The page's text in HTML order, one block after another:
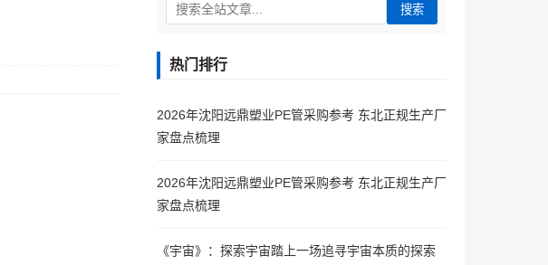
搜索
热门排行
2026年沈阳远鼎塑业PE管采购参考 东北正规生产厂
家盘点梳理
2026年沈阳远鼎塑业PE管采购参考 东北正规生产厂
家盘点梳理
《宇宙》：探索宇宙踏上一场追寻宇宙本质的探索